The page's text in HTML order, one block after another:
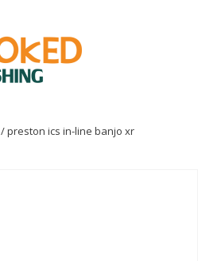
/ preston ics in-line banjo xr